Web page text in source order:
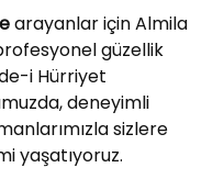
arayanlar için Almila
güzellik
i Hürriyet
deneyimli
sizlere
yaşatıyoruz.